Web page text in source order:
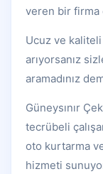
veren bir firma
Ucuz ve
arıyorsanız
aramadınız
Güneysınır
tecrübeli
oto kurtarma
hizmeti